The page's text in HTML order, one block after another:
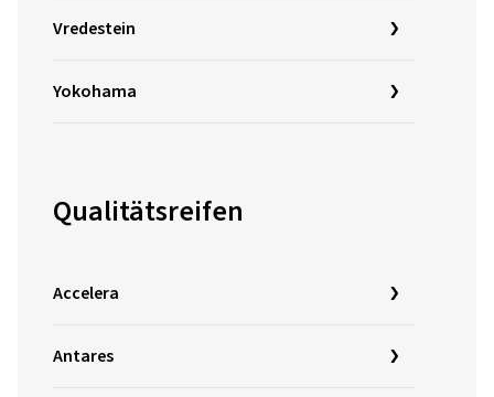
Vredestein
Yokohama
Qualitätsreifen
Accelera
Antares